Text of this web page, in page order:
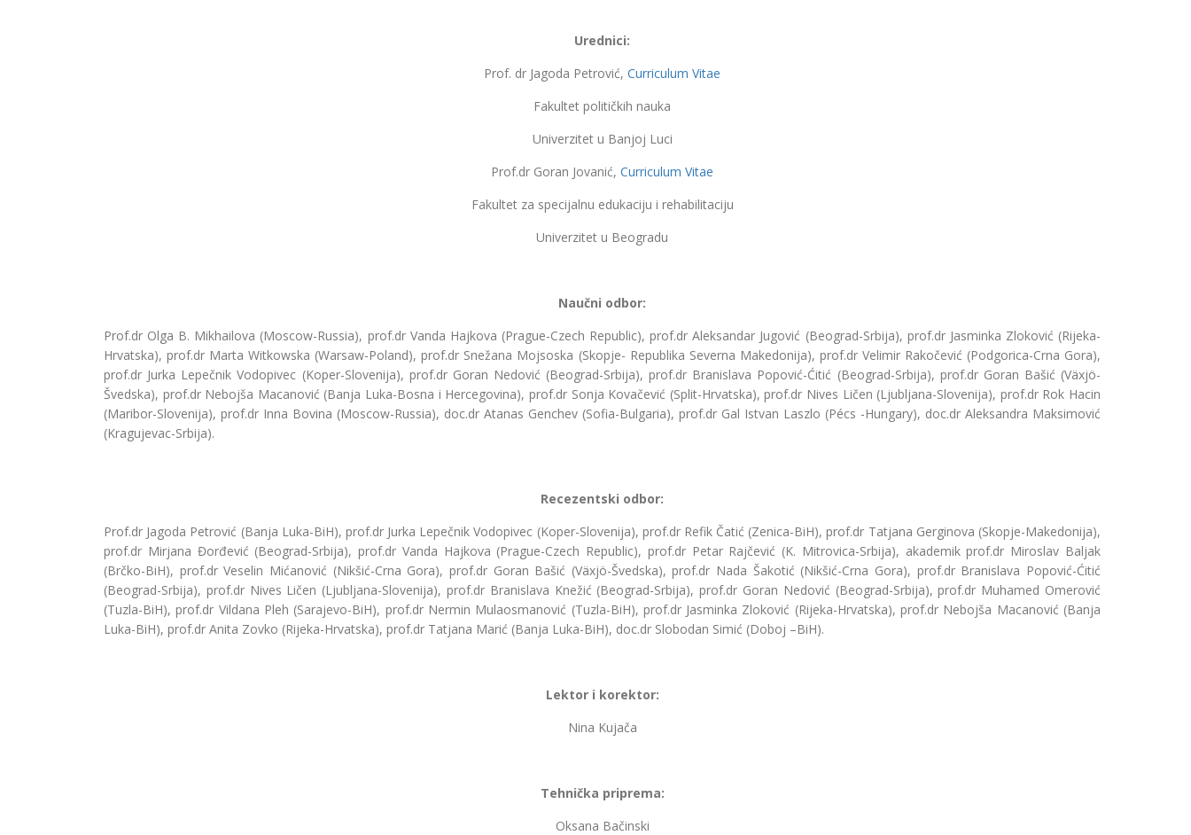
Urednici:
Prof. dr Jagoda Petrović, Curriculum Vitae
Fakultet političkih nauka
Univerzitet u Banjoj Luci
Prof.dr Goran Jovanić, Curriculum Vitae
Fakultet za specijalnu edukaciju i rehabilitaciju
Univerzitet u Beogradu
Naučni odbor:
Prof.dr Olga В. Mikhailova (Moscow-Russia), prof.dr Vanda Hajkova (Prague-Czech Republic), prof.dr Aleksandar Jugović (Beograd-Srbija), prof.dr Jasminka Zloković (Rijeka-
Hrvatska), prof.dr Marta Witkowska (Warsaw-Poland), prof.dr Snežana Mojsoska (Skopje- Republika Severna Makedonija), prof.dr Velimir Rakočević (Podgorica-Crna Gora),
prof.dr Jurka Lepečnik Vodopivec (Koper-Slovenija), prof.dr Goran Nedović (Beograd-Srbija), prof.dr Branislava Popović-Ćitić (Beograd-Srbija), prof.dr Goran Bašić (Växjö-
Švedska), prof.dr Nebojša Macanović (Banja Luka-Bosna i Hercegovina), prof.dr Sonja Kovačević (Split-Hrvatska), prof.dr Nives Ličen (Ljubljana-Slovenija), prof.dr Rok Hacin
(Maribor-Slovenija), prof.dr Inna Bovina (Moscow-Russia), doc.dr Atanas Genchev (Sofia-Bulgaria), prof.dr Gal Istvan Laszlo (Pécs -Hungary), doc.dr Aleksandra Maksimović
(Kragujevac-Srbija).
Recezentski odbor:
Prof.dr Jagoda Petrović (Banja Luka-BiH), prof.dr Jurka Lepečnik Vodopivec (Koper-Slovenija), prof.dr Refik Čatić (Zenica-BiH), prof.dr Tatjana Gerginova (Skopje-Makedonija),
prof.dr Mirjana Đorđević (Beograd-Srbija), prof.dr Vanda Hajkova (Prague-Czech Republic), prof.dr Petar Rajčević (K. Mitrovica-Srbija), akademik prof.dr Miroslav Baljak
(Brčko-BiH), prof.dr Veselin Mićanović (Nikšić-Crna Gora), prof.dr Goran Bašić (Växjö-Švedska), prof.dr Nada Šakotić (Nikšić-Crna Gora), prof.dr Branislava Popović-Ćitić
(Beograd-Srbija), prof.dr Nives Ličen (Ljubljana-Slovenija), prof.dr Branislava Knežić (Beograd-Srbija), prof.dr Goran Nedović (Beograd-Srbija), prof.dr Muhamed Omerović
(Tuzla-BiH), prof.dr Vildana Pleh (Sarajevo-BiH), prof.dr Nermin Mulaosmanović (Tuzla-BiH), prof.dr Jasminka Zloković (Rijeka-Hrvatska), prof.dr Nebojša Macanović (Banja
Luka-BiH), prof.dr Anita Zovko (Rijeka-Hrvatska), prof.dr Tatjana Marić (Banja Luka-BiH), doc.dr Slobodan Simić (Doboj –BiH).
Lektor i korektor:
Nina Kujača
Tehnička priprema:
Oksana Bačinski